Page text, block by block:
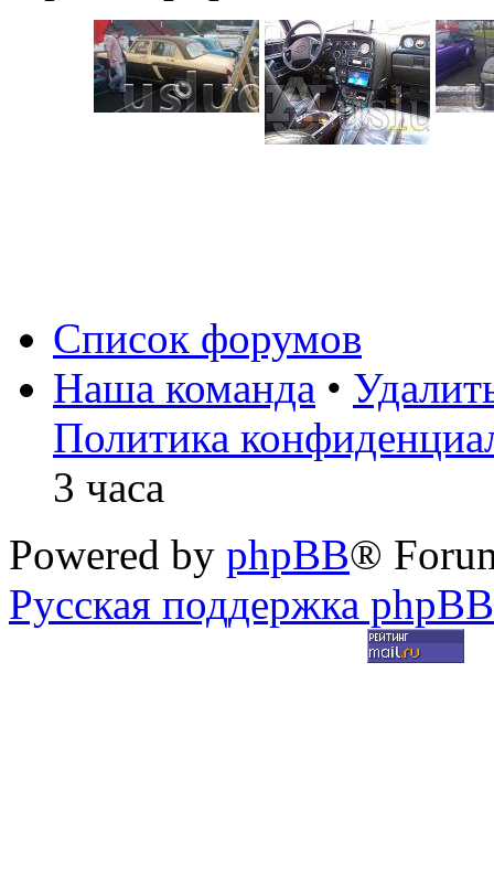
Список форумов
Наша команда •
Политика
3 часа
Powered by phpBB®
Русская поддержка phpBB